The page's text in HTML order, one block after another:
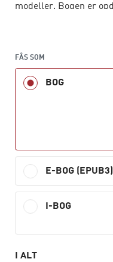
modeller. Bogen er
Bogens sidste del
internationale handel,
Der er særligt tre
For det første er
med et afsnit om
For det andet er
omstilling,
For det tredje er
udvidet med et
ulighed.
FÅS SOM
BOG
E-BOG (EPUB3)
I-BOG
I ALT